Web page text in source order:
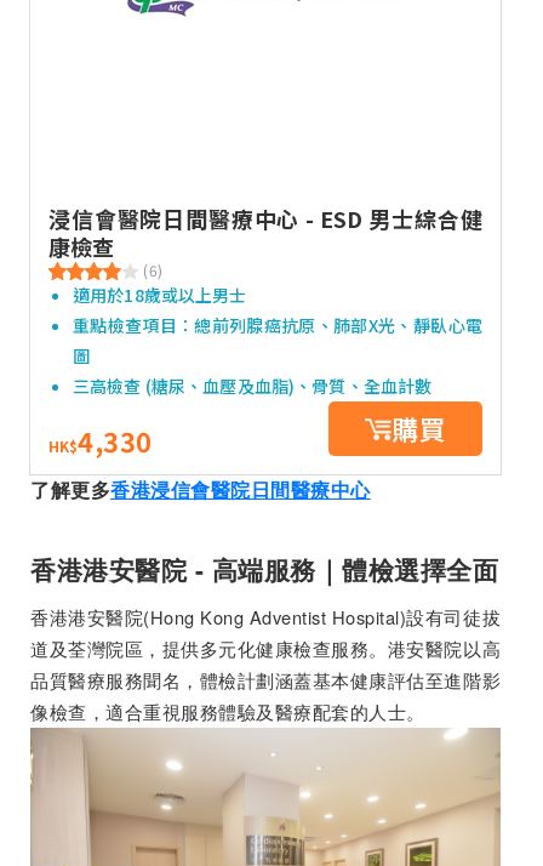
浸信會醫院日間醫療中心 - ESD 男士綜合健
康檢查
(6)
適用於18歲或以上男士
重點檢查項目：總前列腺癌抗原、肺部X光、靜臥心電
圖
三高檢查 (糖尿、血壓及血脂)、骨質、全血計數
HK$4,330 購買
了解更多香港浸信會醫院日間醫療中心
香港港安醫院 - 高端服務｜體檢選擇全面
香港港安醫院(Hong Kong Adventist Hospital)設有司徒拔
道及荃灣院區，提供多元化健康檢查服務。港安醫院以高
品質醫療服務聞名，體檢計劃涵蓋基本健康評估至進階影
像檢查，適合重視服務體驗及醫療配套的人士。